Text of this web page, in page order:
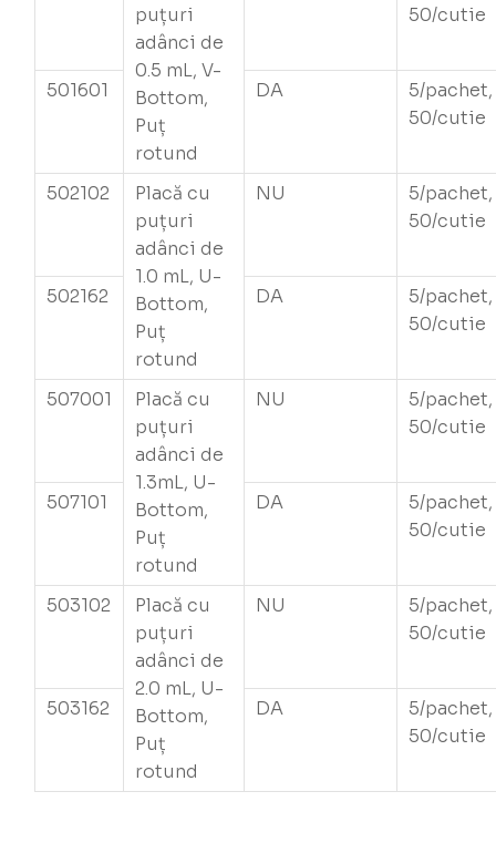
puțuri
adânci de
0.5 mL, V-
Bottom,
Puț
rotund
50/cutie
501601 DA
5/pachet,
50/cutie
502102
Placă cu
puțuri
adânci de
1.0 mL, U-
Bottom,
Puț
rotund
NU
5/pachet,
50/cutie
502162 DA
5/pachet,
50/cutie
507001
Placă cu
puțuri
adânci de
1.3mL, U-
Bottom,
Puț
rotund
NU
5/pachet,
50/cutie
507101 DA
5/pachet,
50/cutie
503102
Placă cu
puțuri
adânci de
2.0 mL, U-
Bottom,
Puț
rotund
NU
5/pachet,
50/cutie
503162 DA
5/pachet,
50/cutie